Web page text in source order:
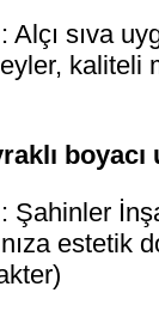
sıva
boyacı
Şahinler
estetik